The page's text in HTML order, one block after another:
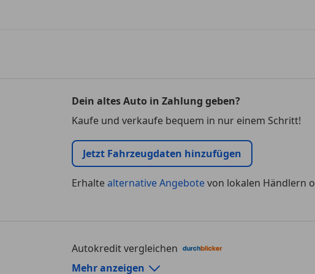
Dein altes Auto in Zahlung geben?
Kaufe und verkaufe bequem in nur einem Schritt!
Jetzt Fahrzeugdaten hinzufügen
Erhaltealternative Angebotevon lokalen Händlern
Autokredit vergleichen
Autokredit-Rechner von durchblicker.at
Mehr anzeigen